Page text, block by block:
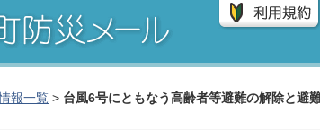
報一覧 > 台風6号にともなう高齢者等避難の解除と避